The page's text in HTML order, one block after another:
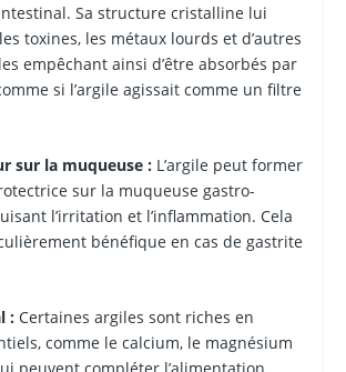
Sa structure cristalline lui
toxines, les métaux lourds et d’autres
empêchant ainsi d’être absorbés par
si l’argile agissait comme un filtre
sur la muqueuse :L’argile peut former
sur la muqueuse gastro-
l’irritation et l’inflammation. Cela
bénéfique en cas de gastrite
:Certaines argiles sont riches en
comme le calcium, le magnésium